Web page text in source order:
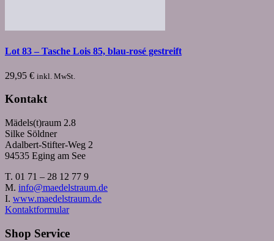
Lot 83 – Tasche Lois 85, blau-rosé gestreift
29,95 € inkl. MwSt.
Kontakt
Mädels(t)raum 2.8
Silke Söldner
Adalbert-Stifter-Weg 2
94535 Eging am See
T. 01 71 – 28 12 77 9
M. info@maedelstraum.de
I. www.maedelstraum.de
Kontaktformular
Shop Service